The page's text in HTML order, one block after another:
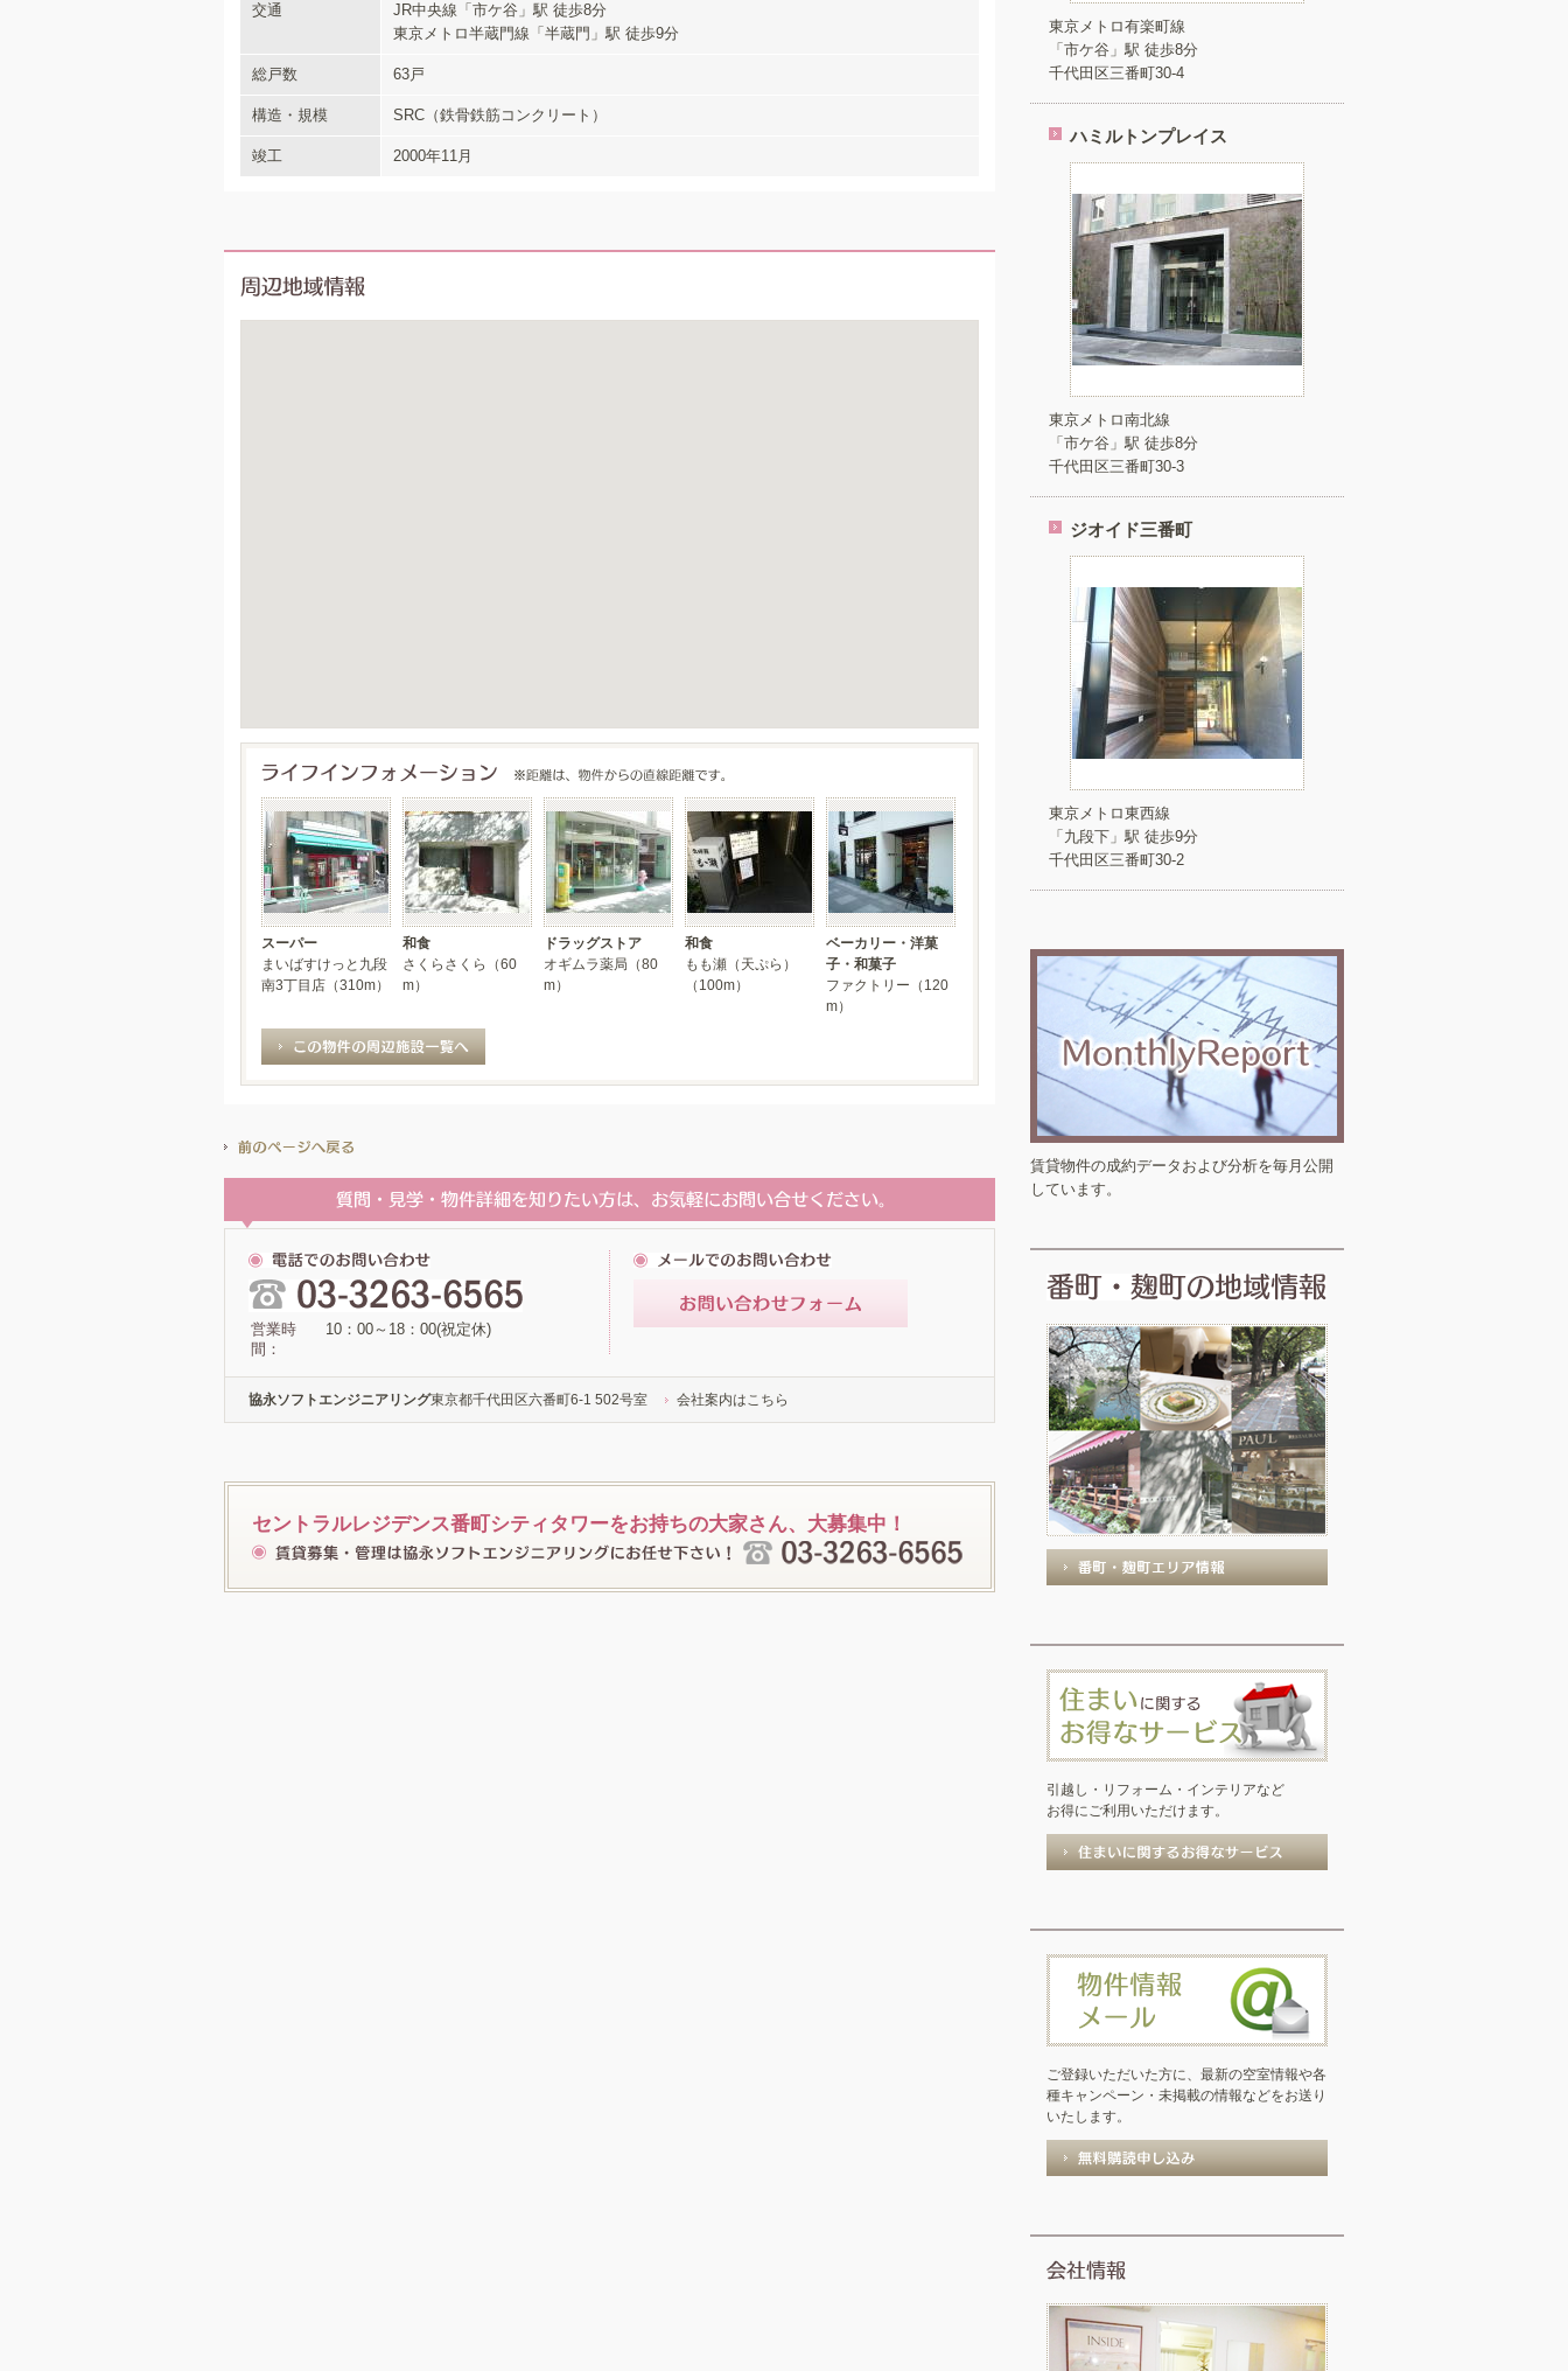
交通
JR中央線「市ケ谷」駅 徒歩8分
東京メトロ半蔵門線「半蔵門」駅 徒歩9分
総戸数 63戸
構造・規模 SRC（鉄骨鉄筋コンクリート）
竣工 2000年11月
スーパー
まいばすけっと九段
南3丁目店（310m）
和食
さくらさくら（60
m）
ドラッグストア
オギムラ薬局（80
m）
和食
もも瀬（天ぷら）
（100m）
ベーカリー・洋菓
子・和菓子
ファクトリー（120
m）
営業時
間：
10：00～18：00(祝定休)
協永ソフトエンジニアリング東京都千代田区六番町6-1 502号室 会社案内はこちら
セントラルレジデンス番町シティタワーをお持ちの大家さん、大募集中！
東京メトロ有楽町線
「市ケ谷」駅 徒歩8分
千代田区三番町30-4
ハミルトンプレイス
東京メトロ南北線
「市ケ谷」駅 徒歩8分
千代田区三番町30-3
ジオイド三番町
東京メトロ東西線
「九段下」駅 徒歩9分
千代田区三番町30-2
賃貸物件の成約データおよび分析を毎月公開
しています。
引越し・リフォーム・インテリアなど
お得にご利用いただけます。
ご登録いただいた方に、最新の空室情報や各
種キャンペーン・未掲載の情報などをお送り
いたします。